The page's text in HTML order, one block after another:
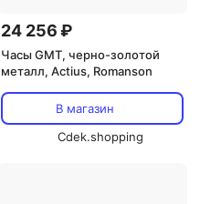
24 256 ₽
Часы GMT, черно-золотой
металл, Actius, Romanson
В магазин
Cdek.shopping